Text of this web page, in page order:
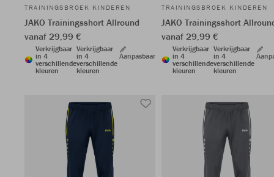
TRAININGSBROEK KINDEREN
JAKO Trainingsshort Allround
vanaf 29,99 €
Verkrijgbaar
in 4
verschillende
kleuren
Verkrijgbaar
in 4
verschillende
kleuren
Aanpasbaar
TRAININGSBROEK KINDEREN
JAKO Trainingsshort
vanaf 29,99 €
Verkrijgbaar
in 4
verschillende
kleuren
Verkrijgbaar
in 4
verschillende
kleuren